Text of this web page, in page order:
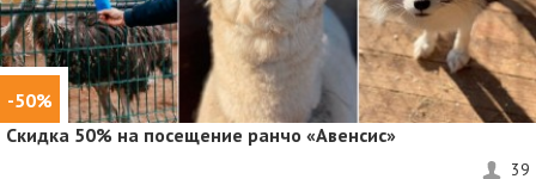
-50%
Скидка 50% на посещение ранчо «Авенсис»
39